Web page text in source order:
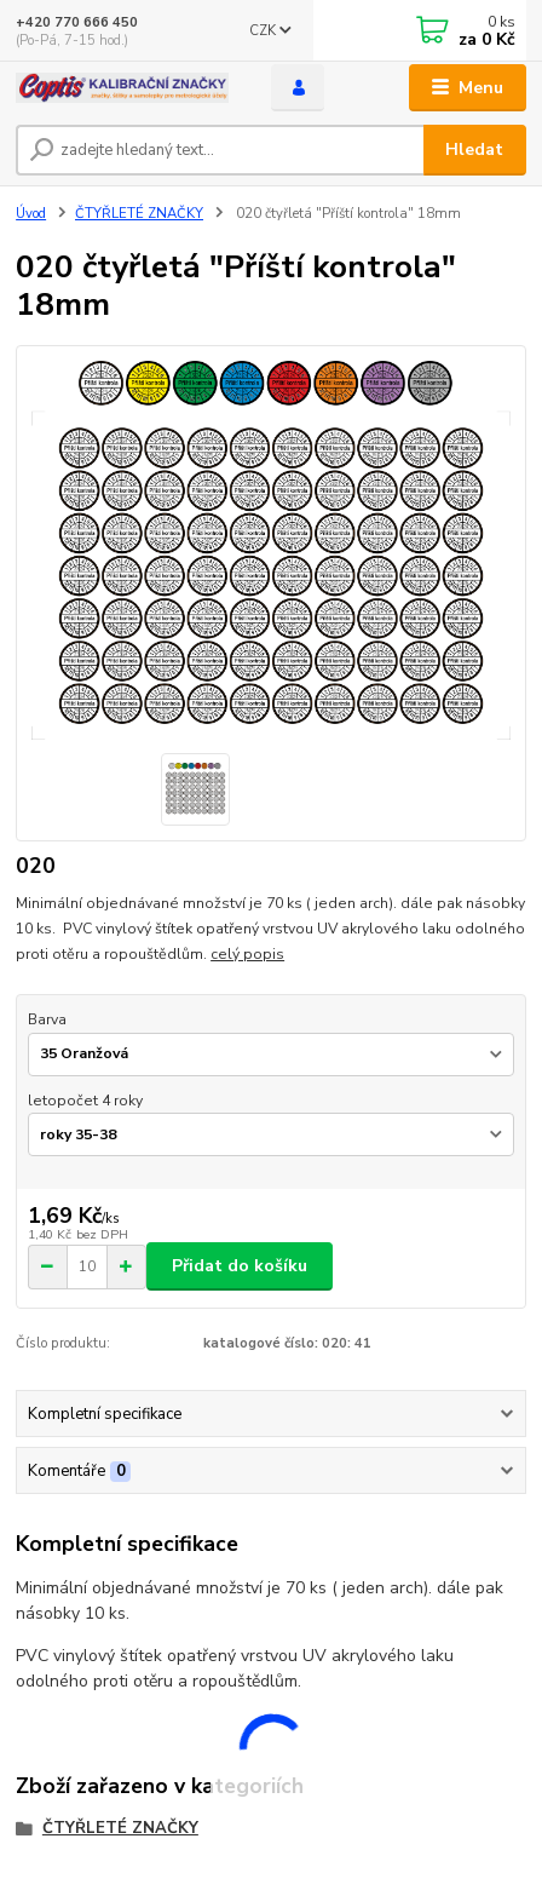
Menu
CZK
Hledat
+420 770 666 450
(Po-Pá, 7-15 hod.)
0 ks
za 0 Kč
Úvod ČTYŘLETÉ ZNAČKY 020 čtyřletá "Příští kontrola" 18mm
020 čtyřletá "Příští kontrola"
18mm
020
Minimální objednávané množství je 70 ks ( jeden arch). dále pak násobky
10 ks. PVC vinylový štítek opatřený vrstvou UV akrylového laku odolného
proti otěru a ropouštědlům. celý popis
Barva
letopočet 4 roky
1,69 Kč/ks
1,40 Kč bez DPH
Přidat do košíku
Číslo produktu: katalogové číslo: 020: 41
Kompletní specifikace
Komentáře 0
Kompletní specifikace
Minimální objednávané množství je 70 ks ( jeden arch). dále pak
násobky 10 ks.
PVC vinylový štítek opatřený vrstvou UV akrylového laku
odolného proti otěru a ropouštědlům.
Zboží zařazeno v kategoriích
ČTYŘLETÉ ZNAČKY